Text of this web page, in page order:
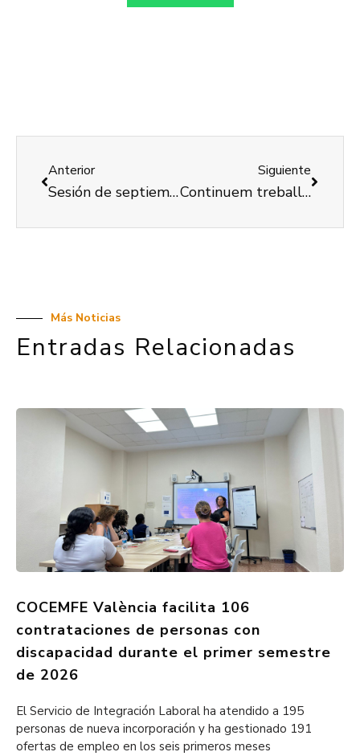
Anterior
Sesión de septiembre de la Comisión de Accesibilidad de COCEMFE Valencia
Siguiente
Continuem treballant les competències personals i laborals de les nostres dones amb discapacitat
Más Noticias
Entradas Relacionadas
COCEMFE València facilita 106
contrataciones de personas con
discapacidad durante el primer semestre
de 2026
El Servicio de Integración Laboral ha atendido a 195
personas de nueva incorporación y ha gestionado 191
ofertas de empleo en los seis primeros meses